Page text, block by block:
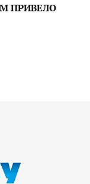
ПРИВЕЛО